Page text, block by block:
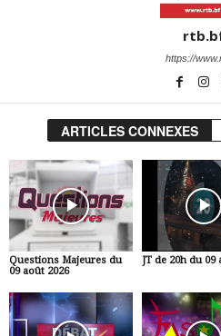
https://
ARTICLES CONNEXES
Questions Majeures du
09 août 2026
JT de 20h du 09